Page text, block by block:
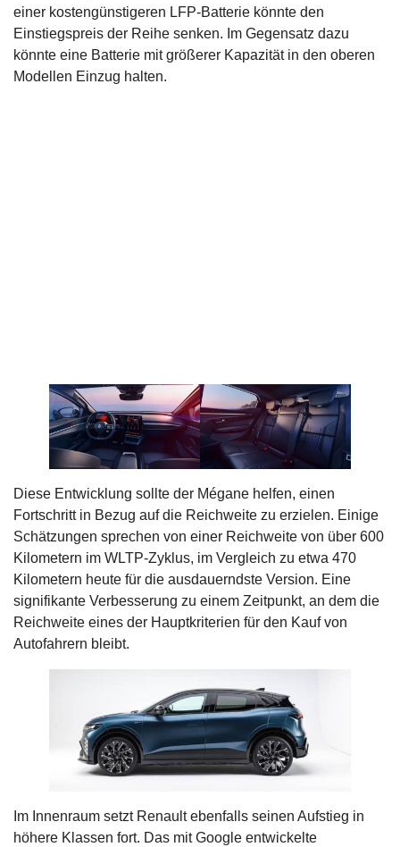
einer kostengünstigeren LFP-Batterie könnte den
Einstiegspreis der Reihe senken. Im Gegensatz dazu
könnte eine Batterie mit größerer Kapazität in den oberen
Modellen Einzug halten.
Diese Entwicklung sollte der Mégane helfen, einen
Fortschritt in Bezug auf die Reichweite zu erzielen. Einige
Schätzungen sprechen von einer Reichweite von über 600
Kilometern im WLTP-Zyklus, im Vergleich zu etwa 470
Kilometern heute für die ausdauerndste Version. Eine
signifikante Verbesserung zu einem Zeitpunkt, an dem die
Reichweite eines der Hauptkriterien für den Kauf von
Autofahrern bleibt.
Im Innenraum setzt Renault ebenfalls seinen Aufstieg in
höhere Klassen fort. Das mit Google entwickelte